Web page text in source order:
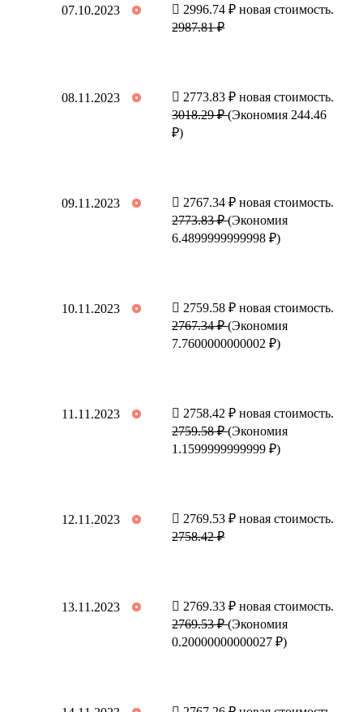
07.10.2023
2996.74 ₽ новая стоимость.
2987.81 ₽
08.11.2023
2773.83 ₽ новая стоимость.
3018.29 ₽(Экономия 244.46
₽)
09.11.2023
2767.34 ₽ новая стоимость.
2773.83 ₽(Экономия
6.4899999999998 ₽)
10.11.2023
2759.58 ₽ новая стоимость.
2767.34 ₽(Экономия
7.7600000000002 ₽)
11.11.2023
2758.42 ₽ новая стоимость.
2759.58 ₽(Экономия
1.1599999999999 ₽)
12.11.2023
2769.53 ₽ новая стоимость.
2758.42 ₽
13.11.2023
2769.33 ₽ новая стоимость.
2769.53 ₽(Экономия
0.20000000000027 ₽)